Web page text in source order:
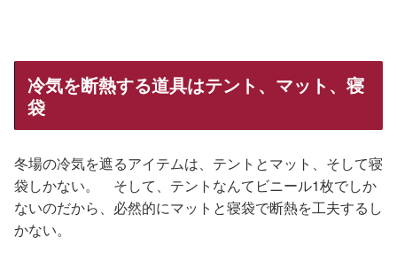
冷気を断熱する道具はテント、マット、寝
袋
冬場の冷気を遮るアイテムは、テントとマット、そして寝
袋しかない。 そして、テントなんてビニール1枚でしか
ないのだから、必然的にマットと寝袋で断熱を工夫するし
かない。